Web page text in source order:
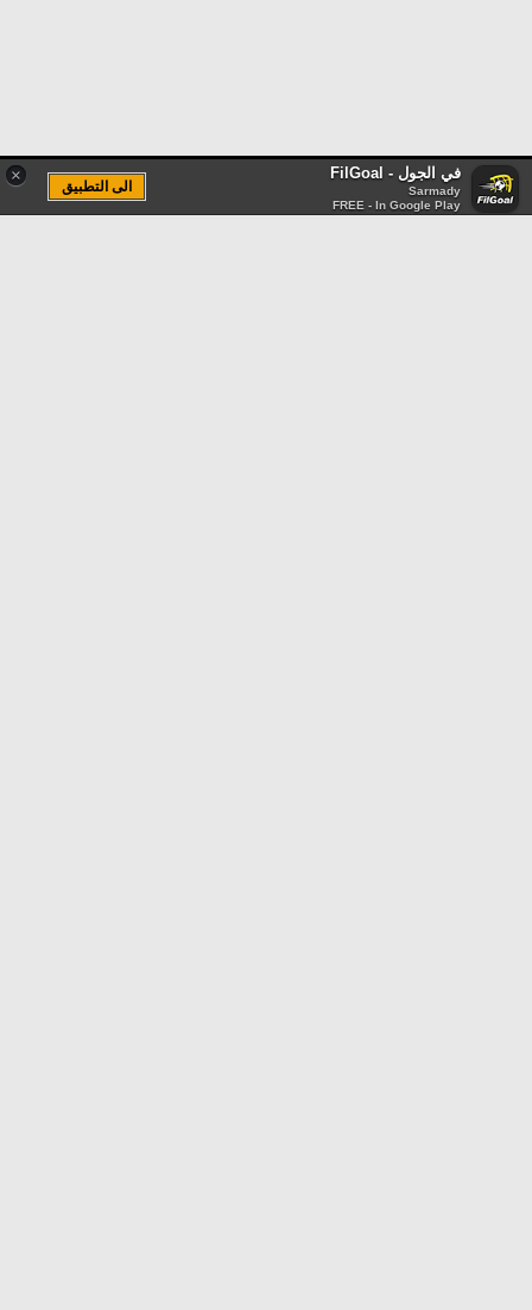
× في الجول - FilGoal
Sarmady
FREE - In Google Play
الى التطبيق